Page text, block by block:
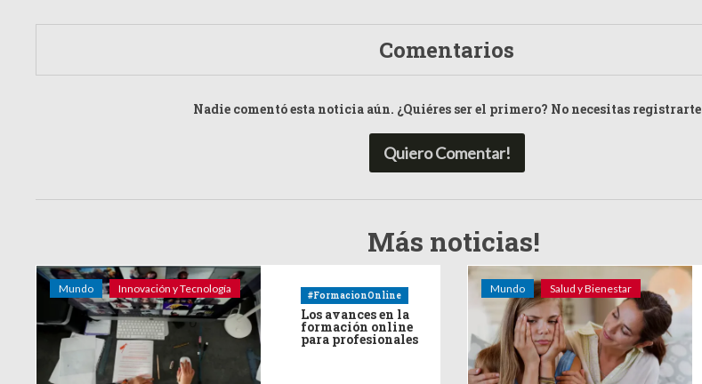
Comentarios
Nadie comentó esta noticia aún. ¿Quiéres ser el primero? No necesitas registrarte
Quiero Comentar!
Más noticias!
Mundo Innovación y Tecnología
#FormacionOnline
Los avances en la
formación online
para profesionales
Mundo Salud y Bienestar